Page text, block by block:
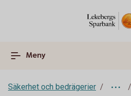
Meny
Säkerhet och bedrägerier